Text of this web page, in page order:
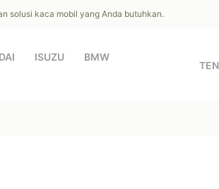
solusi kaca mobil yang Anda butuhkan.
ISUZU
BMW